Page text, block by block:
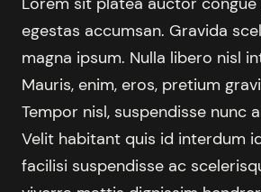
egestas accumsan. Gravida
magna ipsum. Nulla libero nisl
Mauris, enim, eros, pretium
Tempor nisl, suspendisse nunc
Velit habitant quis id interdum
facilisi suspendisse ac